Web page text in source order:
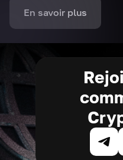
En savoir plus